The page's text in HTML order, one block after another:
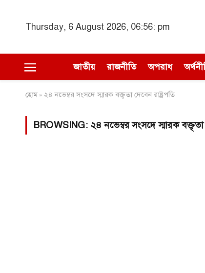
Thursday, 6 August 2026, 06:56: pm
জাতীয় রাজনীতি অপরাধ
হোম» ২৪ নভেম্বর সংসদে স্মারক বক্তৃতা দেবেন রাষ্ট্রপতি
BROWSING: ২৪ নভেম্বর সংসদে স্মারক বক্তৃতা